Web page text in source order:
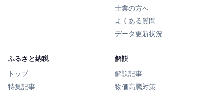
士業の方へ
よくある質問
データ更新状況
ふるさと納税
トップ
特集記事
解説
解説記事
物価高騰対策